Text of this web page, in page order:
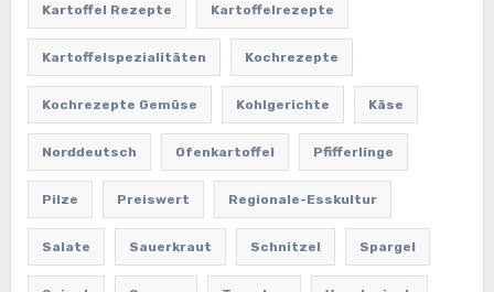
Kartoffel Rezepte Kartoffelrezepte
Kartoffelspezialitäten Kochrezepte
Kochrezepte Gemüse Kohlgerichte Käse
Norddeutsch Ofenkartoffel Pfifferlinge
Pilze Preiswert Regionale-Esskultur
Salate Sauerkraut Schnitzel Spargel